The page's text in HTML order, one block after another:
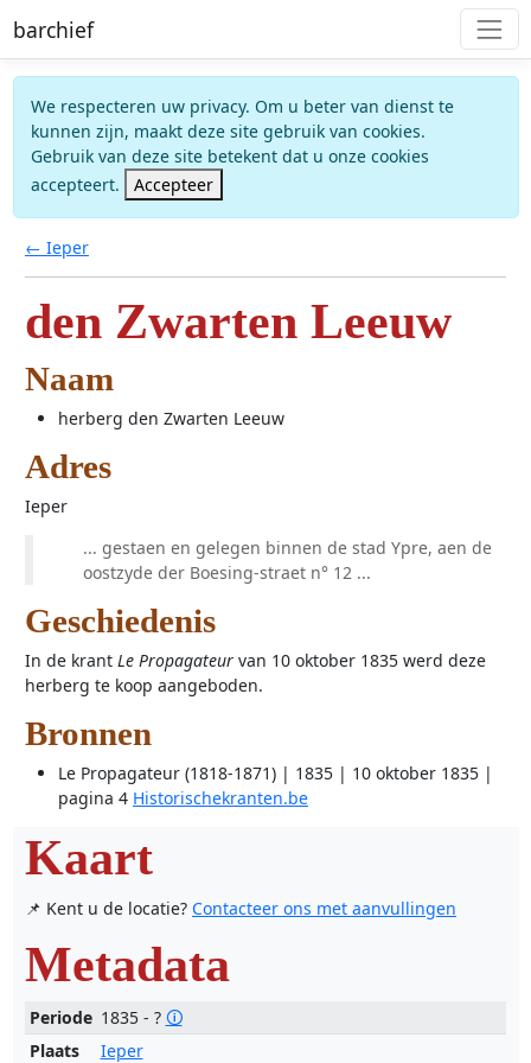
barchief
We respecteren uw privacy. Om u beter van dienst te
kunnen zijn, maakt deze site gebruik van cookies.
Gebruik van deze site betekent dat u onze cookies
accepteert.
Accepteer
← Ieper
den Zwarten Leeuw
Naam
herberg den Zwarten Leeuw
Adres
Ieper
... gestaen en gelegen binnen de stad Ypre, aen de
oostzyde der Boesing-straet n° 12 ...
Geschiedenis
In de krant Le Propagateur van 10 oktober 1835 werd deze
herberg te koop aangeboden.
Bronnen
Le Propagateur (1818-1871) | 1835 | 10 oktober 1835 |
pagina 4 Historischekranten.be
Kaart
📌 Kent u de locatie? Contacteer ons met aanvullingen
Metadata
Periode 1835 - ? 🛈
Plaats
Ieper